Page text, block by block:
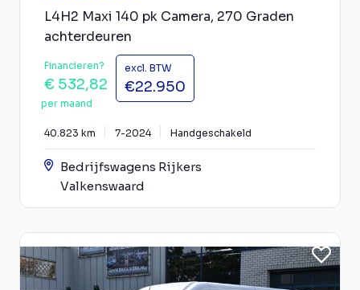
L4H2 Maxi 140 pk Camera, 270 Graden
achterdeuren
Financieren?
€ 532,82
per maand
excl. BTW
€22.950
40.823 km 7-2024 Handgeschakeld
Bedrijfswagens Rijkers
Valkenswaard